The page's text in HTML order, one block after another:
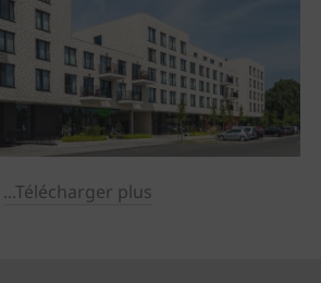
...Télécharger plus